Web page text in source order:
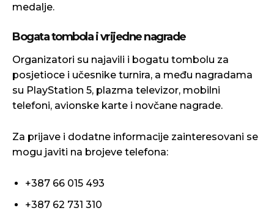
medalje.
Bogata tombola i vrijedne nagrade
Organizatori su najavili i bogatu tombolu za
posjetioce i učesnike turnira, a među nagradama
su PlayStation 5, plazma televizor, mobilni
telefoni, avionske karte i novčane nagrade.
Za prijave i dodatne informacije zainteresovani se
mogu javiti na brojeve telefona:
+387 66 015 493
+387 62 731 310